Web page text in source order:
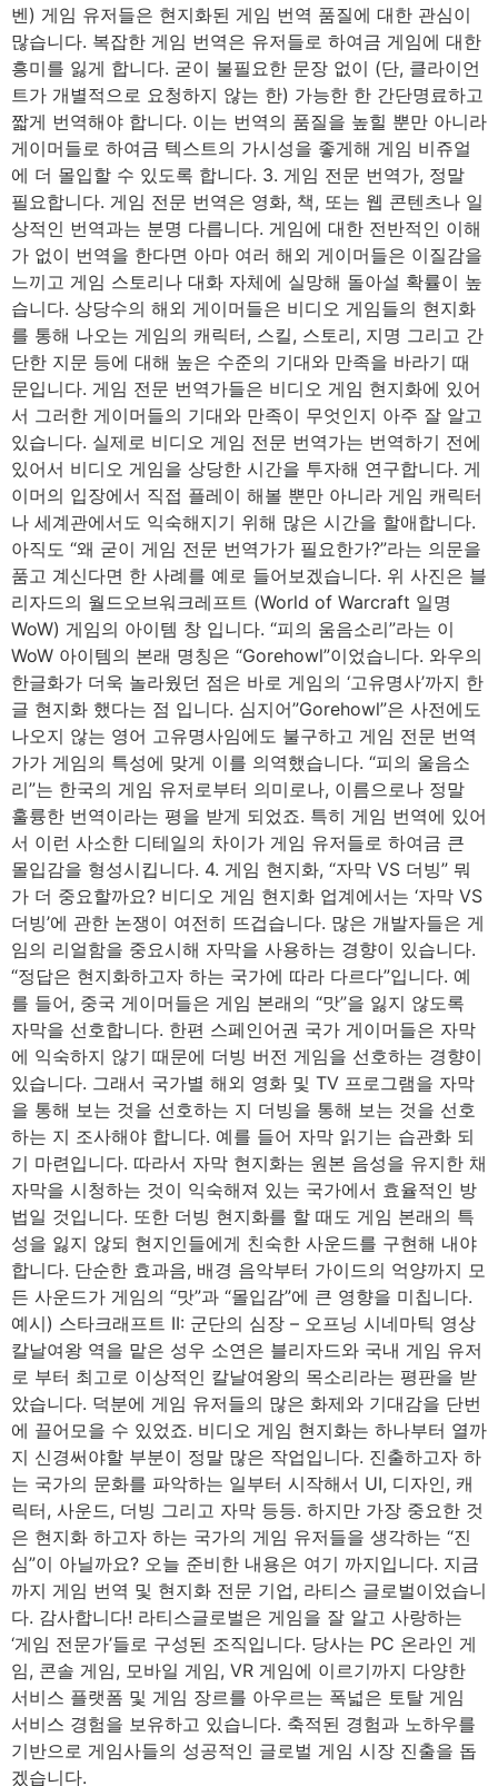
벤) 게임 유저들은 현지화된 게임 번역 품질에 대한 관심이
많습니다. 복잡한 게임 번역은 유저들로 하여금 게임에 대한
흥미를 잃게 합니다. 굳이 불필요한 문장 없이 (단, 클라이언
트가 개별적으로 요청하지 않는 한) 가능한 한 간단명료하고
짧게 번역해야 합니다. 이는 번역의 품질을 높힐 뿐만 아니라
게이머들로 하여금 텍스트의 가시성을 좋게해 게임 비쥬얼
에 더 몰입할 수 있도록 합니다. 3. 게임 전문 번역가, 정말
필요합니다. 게임 전문 번역은 영화, 책, 또는 웹 콘텐츠나 일
상적인 번역과는 분명 다릅니다. 게임에 대한 전반적인 이해
가 없이 번역을 한다면 아마 여러 해외 게이머들은 이질감을
느끼고 게임 스토리나 대화 자체에 실망해 돌아설 확률이 높
습니다. 상당수의 해외 게이머들은 비디오 게임들의 현지화
를 통해 나오는 게임의 캐릭터, 스킬, 스토리, 지명 그리고 간
단한 지문 등에 대해 높은 수준의 기대와 만족을 바라기 때
문입니다. 게임 전문 번역가들은 비디오 게임 현지화에 있어
서 그러한 게이머들의 기대와 만족이 무엇인지 아주 잘 알고
있습니다. 실제로 비디오 게임 전문 번역가는 번역하기 전에
있어서 비디오 게임을 상당한 시간을 투자해 연구합니다. 게
이머의 입장에서 직접 플레이 해볼 뿐만 아니라 게임 캐릭터
나 세계관에서도 익숙해지기 위해 많은 시간을 할애합니다.
아직도 “왜 굳이 게임 전문 번역가가 필요한가?”라는 의문을
품고 계신다면 한 사례를 예로 들어보겠습니다. 위 사진은 블
리자드의 월드오브워크레프트 (World of Warcraft 일명
WoW) 게임의 아이템 창 입니다. “피의 움음소리”라는 이
WoW 아이템의 본래 명칭은 “Gorehowl”이었습니다. 와우의
한글화가 더욱 놀라웠던 점은 바로 게임의 ‘고유명사’까지 한
글 현지화 했다는 점 입니다. 심지어”Gorehowl”은 사전에도
나오지 않는 영어 고유명사임에도 불구하고 게임 전문 번역
가가 게임의 특성에 맞게 이를 의역했습니다. “피의 울음소
리”는 한국의 게임 유저로부터 의미로나, 이름으로나 정말
훌륭한 번역이라는 평을 받게 되었죠. 특히 게임 번역에 있어
서 이런 사소한 디테일의 차이가 게임 유저들로 하여금 큰
몰입감을 형성시킵니다. 4. 게임 현지화, “자막 VS 더빙” 뭐
가 더 중요할까요? 비디오 게임 현지화 업계에서는 ‘자막 VS
더빙’에 관한 논쟁이 여전히 뜨겁습니다. 많은 개발자들은 게
임의 리얼함을 중요시해 자막을 사용하는 경향이 있습니다.
“정답은 현지화하고자 하는 국가에 따라 다르다”입니다. 예
를 들어, 중국 게이머들은 게임 본래의 “맛”을 잃지 않도록
자막을 선호합니다. 한편 스페인어권 국가 게이머들은 자막
에 익숙하지 않기 때문에 더빙 버전 게임을 선호하는 경향이
있습니다. 그래서 국가별 해외 영화 및 TV 프로그램을 자막
을 통해 보는 것을 선호하는 지 더빙을 통해 보는 것을 선호
하는 지 조사해야 합니다. 예를 들어 자막 읽기는 습관화 되
기 마련입니다. 따라서 자막 현지화는 원본 음성을 유지한 채
자막을 시청하는 것이 익숙해져 있는 국가에서 효율적인 방
법일 것입니다. 또한 더빙 현지화를 할 때도 게임 본래의 특
성을 잃지 않되 현지인들에게 친숙한 사운드를 구현해 내야
합니다. 단순한 효과음, 배경 음악부터 가이드의 억양까지 모
든 사운드가 게임의 “맛”과 “몰입감”에 큰 영향을 미칩니다.
예시) 스타크래프트 II: 군단의 심장 – 오프닝 시네마틱 영상
칼날여왕 역을 맡은 성우 소연은 블리자드와 국내 게임 유저
로 부터 최고로 이상적인 칼날여왕의 목소리라는 평판을 받
았습니다. 덕분에 게임 유저들의 많은 화제와 기대감을 단번
에 끌어모을 수 있었죠. 비디오 게임 현지화는 하나부터 열까
지 신경써야할 부분이 정말 많은 작업입니다. 진출하고자 하
는 국가의 문화를 파악하는 일부터 시작해서 UI, 디자인, 캐
릭터, 사운드, 더빙 그리고 자막 등등. 하지만 가장 중요한 것
은 현지화 하고자 하는 국가의 게임 유저들을 생각하는 “진
심”이 아닐까요? 오늘 준비한 내용은 여기 까지입니다. 지금
까지 게임 번역 및 현지화 전문 기업, 라티스 글로벌이었습니
다. 감사합니다! 라티스글로벌은 게임을 잘 알고 사랑하는
‘게임 전문가’들로 구성된 조직입니다. 당사는 PC 온라인 게
임, 콘솔 게임, 모바일 게임, VR 게임에 이르기까지 다양한
서비스 플랫폼 및 게임 장르를 아우르는 폭넓은 토탈 게임
서비스 경험을 보유하고 있습니다. 축적된 경험과 노하우를
기반으로 게임사들의 성공적인 글로벌 게임 시장 진출을 돕
겠습니다.